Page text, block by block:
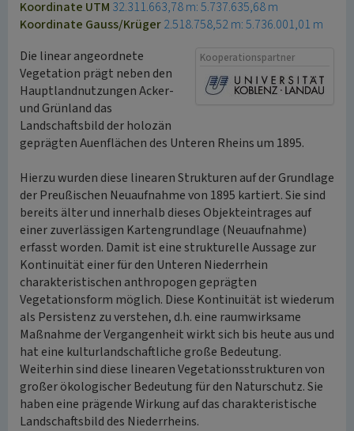
Koordinate UTM 32.311.663,78 m: 5.737.635,68 m
Koordinate Gauss/Krüger2.518.758,52 m: 5.736.001,01 m
Kooperationspartner
Die linear angeordnete
Vegetation prägt neben den
Hauptlandnutzungen Acker-
und Grünland das
Landschaftsbild der holozän
geprägten Auenflächen des Unteren Rheins um 1895.
Hierzu wurden diese linearen Strukturen auf der Grundlage
der Preußischen Neuaufnahme von 1895 kartiert. Sie sind
bereits älter und innerhalb dieses Objekteintrages auf
einer zuverlässigen Kartengrundlage (Neuaufnahme)
erfasst worden. Damit ist eine strukturelle Aussage zur
Kontinuität einer für den Unteren Niederrhein
charakteristischen anthropogen geprägten
Vegetationsform möglich. Diese Kontinuität ist wiederum
als Persistenz zu verstehen, d.h. eine raumwirksame
Maßnahme der Vergangenheit wirkt sich bis heute aus und
hat eine kulturlandschaftliche große Bedeutung.
Weiterhin sind diese linearen Vegetationsstrukturen von
großer ökologischer Bedeutung für den Naturschutz. Sie
haben eine prägende Wirkung auf das charakteristische
Landschaftsbild des Niederrheins.